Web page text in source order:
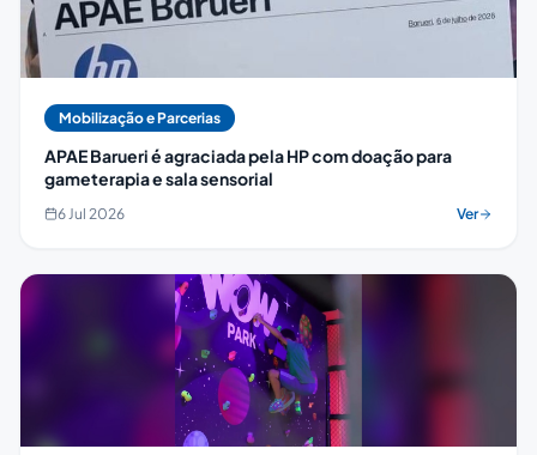
Mobilização e Parcerias
APAE Barueri é agraciada pela HP com doação para
gameterapia e sala sensorial
6 Jul 2026 Ver